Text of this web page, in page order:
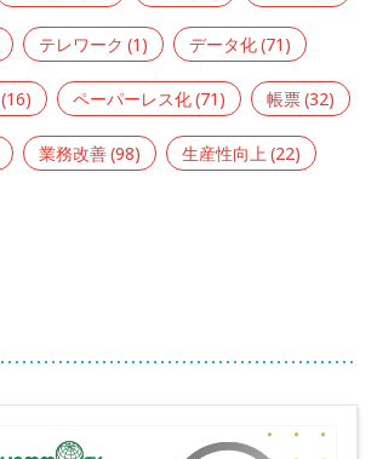
テレワーク (1) データ化(71)
(16) ペーパーレス化(71) 帳票(32)
業務改善(98) 生産性向上(22)